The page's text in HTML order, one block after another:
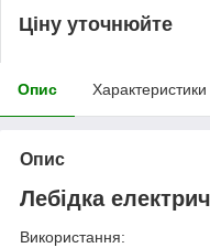
Ціну уточнюйте
Опис Характеристики
Опис
Лебідка
Використання: